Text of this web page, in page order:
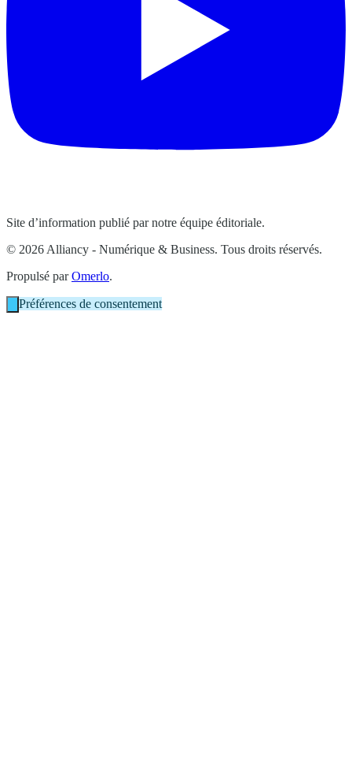
Site d’information publié par notre équipe éditoriale.
© 2026 Alliancy - Numérique & Business. Tous droits réservés.
Propulsé parOmerlo.
Préférences de consentement